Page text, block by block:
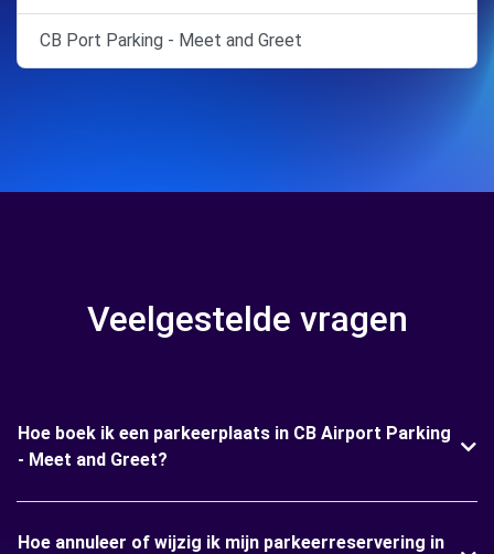
CB Port Parking - Meet and Greet
Veelgestelde vragen
Hoe boek ik een parkeerplaats in CB Airport Parking
- Meet and Greet?
Hoe annuleer of wijzig ik mijn parkeerreservering in